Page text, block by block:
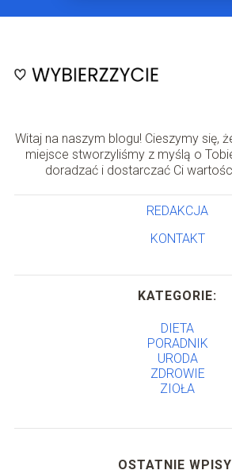
Witaj na naszym blogu! Cieszymy się,
miejsce stworzyliśmy z myślą o
doradzać i dostarczać Ci
REDAKCJA
KONTAKT
KATEGORIE:
DIETA
PORADNIK
URODA
ZDROWIE
ZIOŁA
OSTATNIE